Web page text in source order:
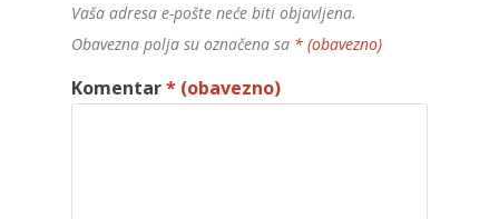
Vaša adresa e-pošte neće biti objavljena.
Obavezna polja su označena sa * (obavezno)
Komentar* (obavezno)